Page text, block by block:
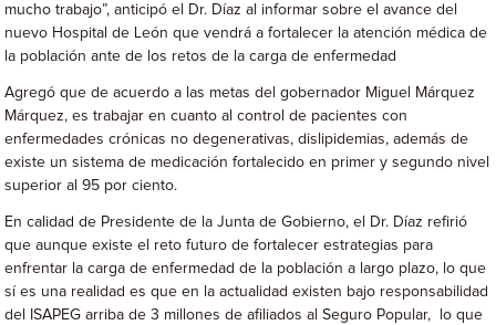
mucho trabajo”, anticipó el Dr. Díaz al informar sobre el avance del
nuevo Hospital de León que vendrá a fortalecer la atención médica de
la población ante de los retos de la carga de enfermedad
Agregó que de acuerdo a las metas del gobernador Miguel Márquez
Márquez, es trabajar en cuanto al control de pacientes con
enfermedades crónicas no degenerativas, dislipidemias, además de
existe un sistema de medicación fortalecido en primer y segundo nivel
superior al 95 por ciento.
En calidad de Presidente de la Junta de Gobierno, el Dr. Díaz refirió
que aunque existe el reto futuro de fortalecer estrategias para
enfrentar la carga de enfermedad de la población a largo plazo, lo que
sí es una realidad es que en la actualidad existen bajo responsabilidad
del ISAPEG arriba de 3 millones de afiliados al Seguro Popular, lo que